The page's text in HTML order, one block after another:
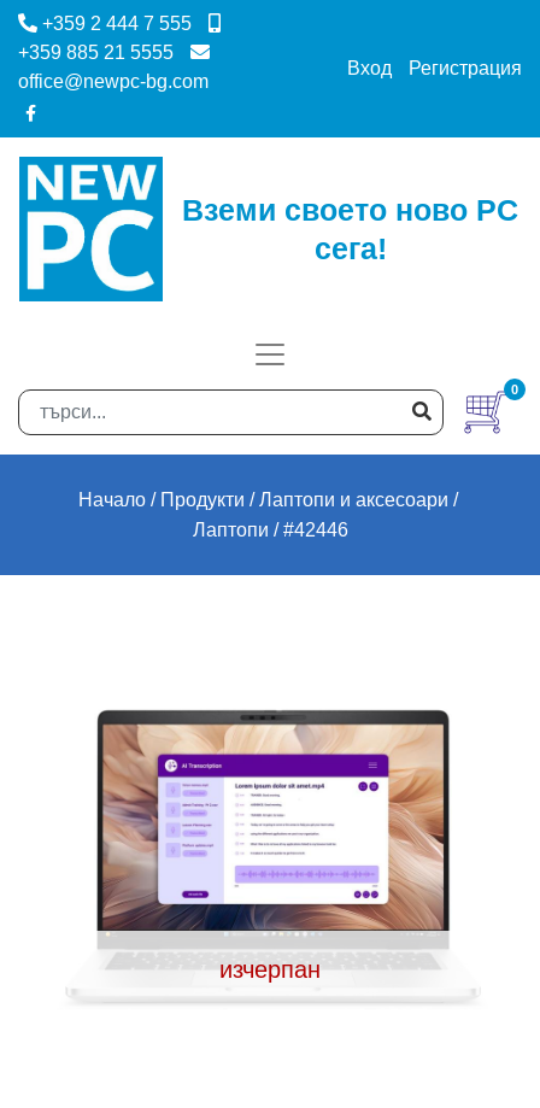
+359 2 444 7 555
+359 885 21 5555
office@newpc-bg.com
Вход Регистрация
Вземи своето ново PC
сега!
0
Начало Продукти
Лаптопи и аксесоари
Лаптопи
#42446
изчерпан